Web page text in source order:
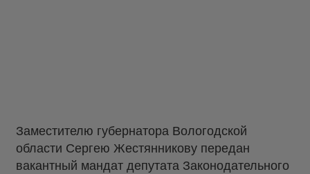
Заместителю губернатора Вологодской
области Сергею Жестянникову передан
вакантный мандат депутата Законодательного